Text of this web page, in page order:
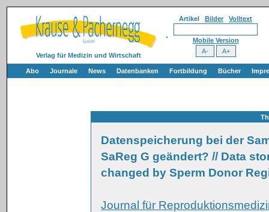
Verlag für Medizin und Wirtschaft
Artikel Bilder Volltext
Mobile Version
Abo Journale News Datenbanken Fortbildung Bücher
Datenspeicherung bei der
SaReg G geändert? // Data
changed by Sperm Donor
Journal für